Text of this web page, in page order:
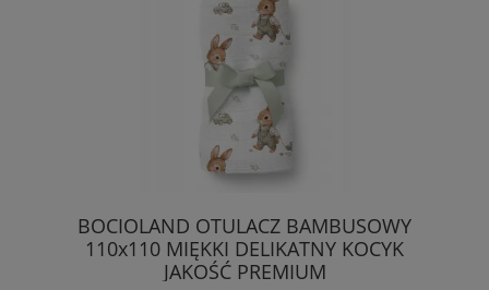
BOCIOLAND OTULACZ BAMBUSOWY
110x110 MIĘKKI DELIKATNY KOCYK
JAKOŚĆ PREMIUM